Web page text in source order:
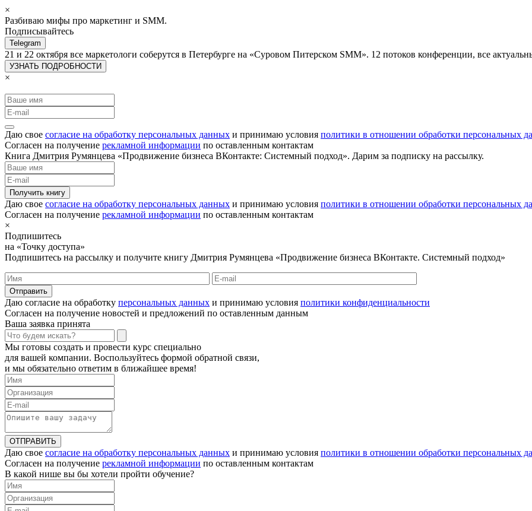
×
Разбиваю мифы про маркетинг и SMM.
Подписывайтесь
Telegram
21 и 22 октября все маркетологи соберутся в Петербурге на «Суровом Питерском SMM». 12 потоков конференции, все
УЗНАТЬ ПОДРОБНОСТИ
×
Даю свое согласие на обработку персональных данных и принимаю условия политики в отношении обработки персональных
Согласен на получение рекламной информации по оставленным контактам
Книга Дмитрия Румянцева «Продвижение бизнеса ВКонтакте: Системный подход». Дарим за подписку на рассылку.
Получить книгу
Даю свое согласие на обработку персональных данных и принимаю условия политики в отношении обработки персональных
Согласен на получение рекламной информации по оставленным контактам
×
Подпишитесь
на «Точку доступа»
Подпишитесь на рассылку и получите книгу Дмитрия Румянцева «Продвижение бизнеса ВКонтакте. Системный подход»
Отправить
Даю согласие на обработку персональных данных и принимаю условия политики конфиденциальности
Согласен на получение новостей и предложений по оставленным данным
Ваша заявка принята
Мы готовы создать и провести курс специально
для вашей компании. Воспользуйтесь формой обратной связи,
и мы обязательно ответим в ближайшее время!
ОТПРАВИТЬ
Даю свое согласие на обработку персональных данных и принимаю условия политики в отношении обработки персональных
Согласен на получение рекламной информации по оставленным контактам
В какой нише вы бы хотели пройти обучение?